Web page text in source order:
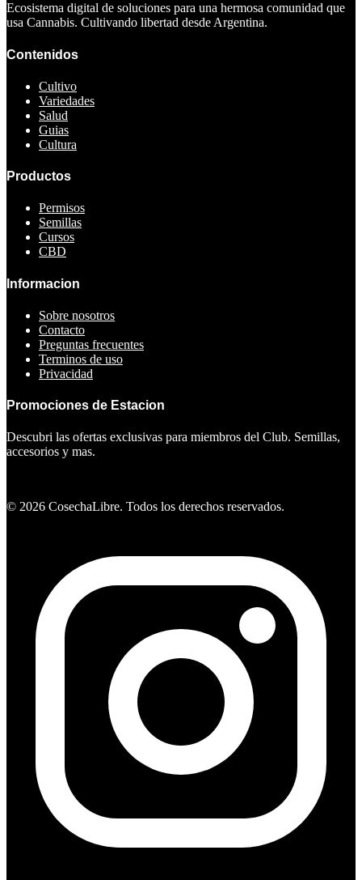
Ecosistema digital de soluciones para una hermosa comunidad que
usa Cannabis. Cultivando libertad desde Argentina.
Contenidos
Cultivo
Variedades
Salud
Guias
Cultura
Productos
Permisos
Semillas
Cursos
CBD
Informacion
Sobre nosotros
Contacto
Preguntas frecuentes
Terminos de uso
Privacidad
Promociones de Estacion
Descubri las ofertas exclusivas para miembros del Club. Semillas,
accesorios y mas.
© 2026 CosechaLibre. Todos los derechos reservados.